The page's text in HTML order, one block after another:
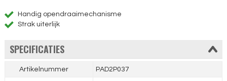
Handig opendraaimechanisme
Strak uiterlijk
SPECIFICATIES
Artikelnummer PAD2P037